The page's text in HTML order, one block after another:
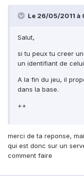
Le 26/05/2011 à
Salut,
si tu peux tu creer
un identifiant de
A la fin du jeu, il
dans la base.
++
merci de ta reponse,
qui est donc sur un
comment faire